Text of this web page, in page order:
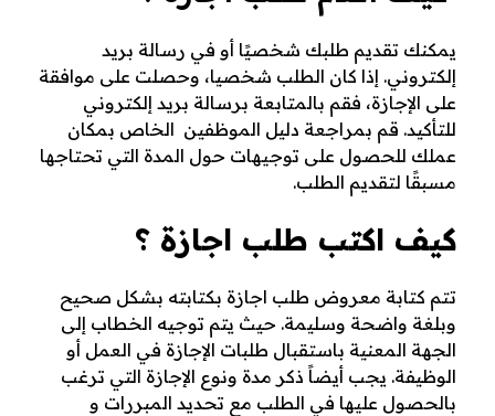
يمكنك تقديم طلبك شخصيًا أو في رسالة بريد
إلكتروني. إذا كان الطلب شخصيا، وحصلت على موافقة
على الإجازة، فقم بالمتابعة برسالة بريد إلكتروني
للتأكيد. قم بمراجعة دليل الموظفين الخاص بمكان
عملك للحصول على توجيهات حول المدة التي تحتاجها
مسبقًا لتقديم الطلب.
كيف اكتب طلب اجازة ؟
تتم كتابة معروض طلب اجازة بكتابته بشكل صحيح
وبلغة واضحة وسليمة. حيث يتم توجيه الخطاب إلى
الجهة المعنية باستقبال طلبات الإجازة في العمل أو
الوظيفة. يجب أيضاً ذكر مدة ونوع الإجازة التي ترغب
بالحصول عليها في الطلب مع تحديد المبررات و